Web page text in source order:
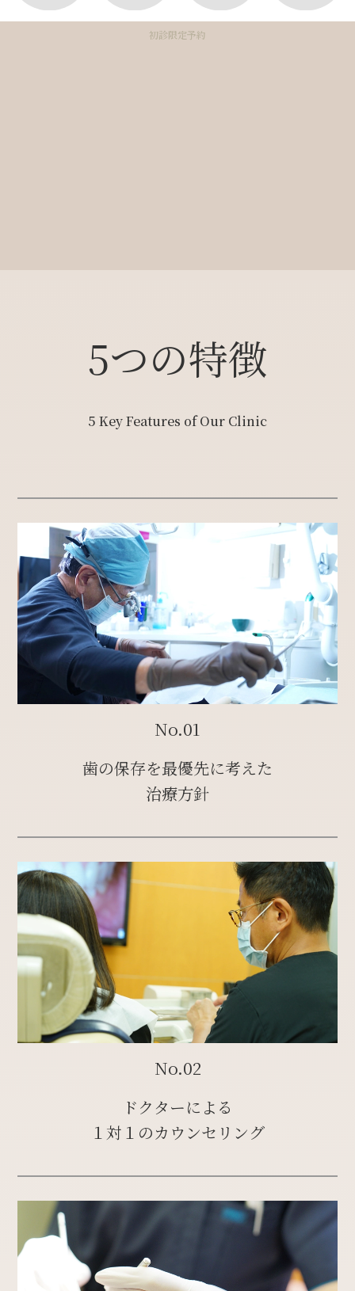
初診限定予約
5つの特徴
5 Key Features of Our Clinic
No.01
歯の保存を最優先に考えた
治療方針
No.02
ドクターによる
１対１のカウンセリング